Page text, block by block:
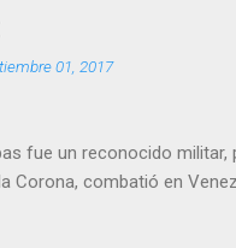
Sanjuan se preparó en
y de la Escuela
01, 2017
DE
fue un reconocido
Corona, combatió en
España, el 02 de